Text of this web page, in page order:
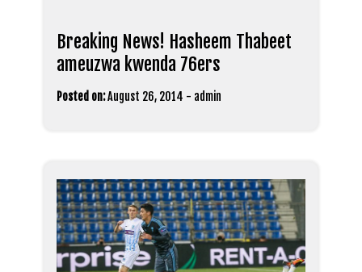
Breaking News! Hasheem Thabeet
ameuzwa kwenda 76ers
Posted on:August 26, 2014 - admin